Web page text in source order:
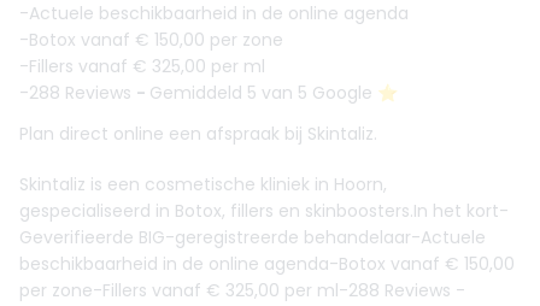
-Actuele beschikbaarheid in de online agenda
-Botox vanaf € 150,00 per zone
-Fillers vanaf € 325,00 per ml
-288 Reviews - Gemiddeld 5 van 5 Google ⭐️
Plan direct online een afspraak bij Skintaliz.
Skintaliz is een cosmetische kliniek in Hoorn,
gespecialiseerd in Botox, fillers en skinboosters.In het kort-
Geverifieerde BIG-geregistreerde behandelaar-Actuele
beschikbaarheid in de online agenda-Botox vanaf € 150,00
per zone-Fillers vanaf € 325,00 per ml-288 Reviews -